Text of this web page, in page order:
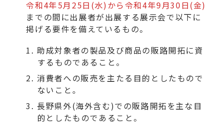
令和4年5月25日(水)から令和4年9月30日(金)
までの間に出展者が出展する展示会で以下に
掲げる要件を備えているもの。
助成対象者の製品及び商品の販路開拓に資
するものであること。
消費者への販売を主たる目的としたもので
ないこと。
長野県外(海外含む)での販路開拓を主な目
的としたものであること。